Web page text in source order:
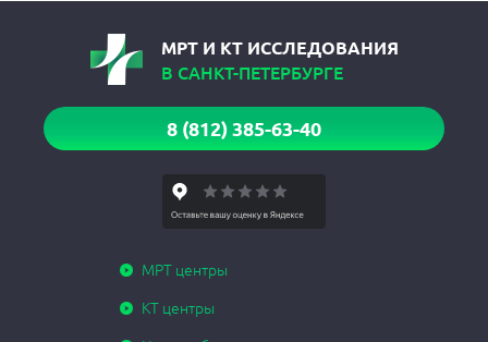
МРТ И КТ ИССЛЕДОВАНИЯ
В САНКТ-ПЕТЕРБУРГЕ
8 (812) 385-63-40
МРТ центры
КТ центры